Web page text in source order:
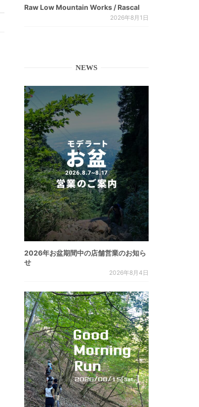
Raw Low Mountain Works / Rascal
2026年8月1日
NEWS
2026年お盆期間中の店舗営業のお知ら
せ
2026年8月4日